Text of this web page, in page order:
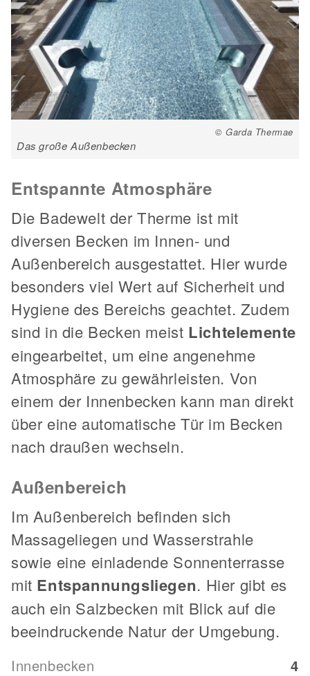
© Garda Thermae
Das große Außenbecken
Entspannte Atmosphäre
Die Badewelt der Therme ist mit
diversen Becken im Innen- und
Außenbereich ausgestattet. Hier wurde
besonders viel Wert auf Sicherheit und
Hygiene des Bereichs geachtet. Zudem
sind in die Becken meist Lichtelemente
eingearbeitet, um eine angenehme
Atmosphäre zu gewährleisten. Von
einem der Innenbecken kann man direkt
über eine automatische Tür im Becken
nach draußen wechseln.
Außenbereich
Im Außenbereich befinden sich
Massageliegen und Wasserstrahle
sowie eine einladende Sonnenterrasse
mit Entspannungsliegen. Hier gibt es
auch ein Salzbecken mit Blick auf die
beeindruckende Natur der Umgebung.
Innenbecken
4